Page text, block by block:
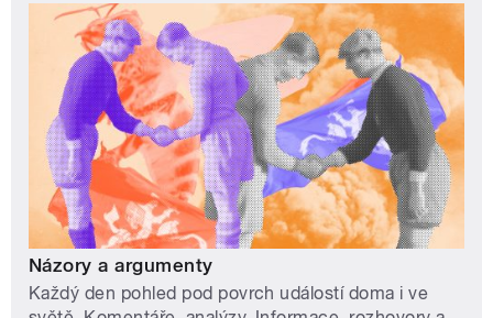
Názory a argumenty
Každý den pohled pod povrch událostí doma i ve